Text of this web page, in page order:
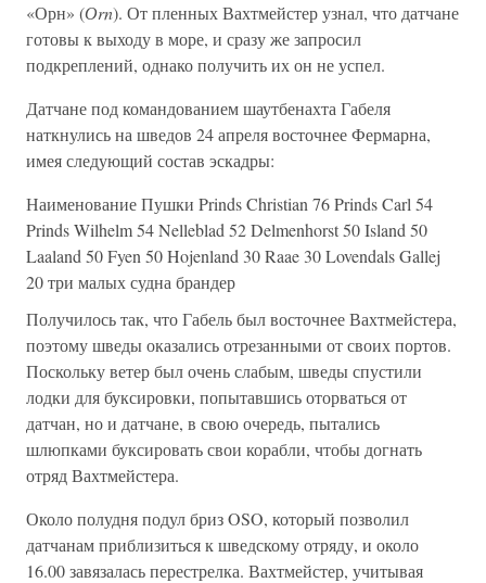
«Орн» (Оrn). От пленных Вахтмейстер узнал, что датчане
готовы к выходу в море, и сразу же запросил
подкреплений, однако получить их он не успел.
Датчане под командованием шаутбенахта Габеля
наткнулись на шведов 24 апреля восточнее Фермарна,
имея следующий состав эскадры:
Наименование Пушки Prinds Christian 76 Prinds Carl 54
Prinds Wilhelm 54 Nelleblad 52 Delmenhorst 50 Island 50
Laaland 50 Fyen 50 Hojenland 30 Raae 30 Lovendals Gallej
20 три малых судна брандер
Получилось так, что Габель был восточнее Вахтмейстера,
поэтому шведы оказались отрезанными от своих портов.
Поскольку ветер был очень слабым, шведы спустили
лодки для буксировки, попытавшись оторваться от
датчан, но и датчане, в свою очередь, пытались
шлюпками буксировать свои корабли, чтобы догнать
отряд Вахтмейстера.
Около полудня подул бриз OSO, который позволил
датчанам приблизиться к шведскому отряду, и около
16.00 завязалась перестрелка. Вахтмейстер, учитывая